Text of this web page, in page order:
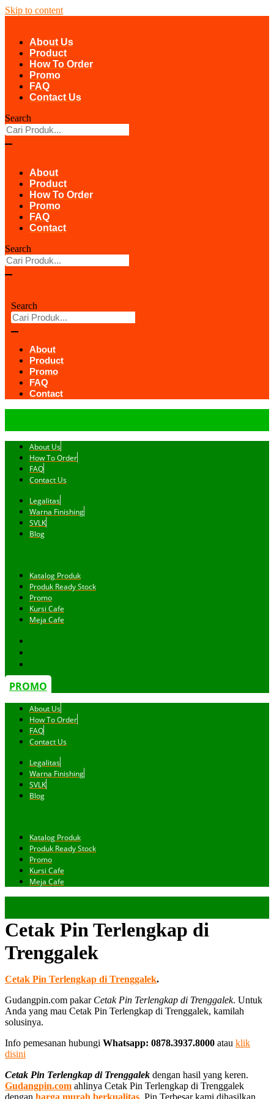
Skip to content
About Us
Product
How To Order
Promo
FAQ
Contact Us
Search
About
Product
How To Order
Promo
FAQ
Contact
Search
Search
About
Product
Promo
FAQ
Contact
About Us
How To Order
FAQ
Contact Us
Legalitas
Warna Finishing
SVLK
Blog
Katalog Produk
Produk Ready Stock
Promo
Kursi Cafe
Meja Cafe
PROMO
About Us
How To Order
FAQ
Contact Us
Legalitas
Warna Finishing
SVLK
Blog
Katalog Produk
Produk Ready Stock
Promo
Kursi Cafe
Meja Cafe
Cetak Pin Terlengkap di
Trenggalek
Cetak Pin Terlengkap di Trenggalek.
Gudangpin.com pakar Cetak Pin Terlengkap di Trenggalek. Untuk
Anda yang mau Cetak Pin Terlengkap di Trenggalek, kamilah
solusinya.
Info pemesanan hubungi Whatsapp: 0878.3937.8000 atau klik
disini
Cetak Pin Terlengkap di Trenggalek dengan hasil yang keren.
Gudangpin.com ahlinya Cetak Pin Terlengkap di Trenggalek
dengan harga murah berkualitas . Pin Terbesar kami dihasilkan